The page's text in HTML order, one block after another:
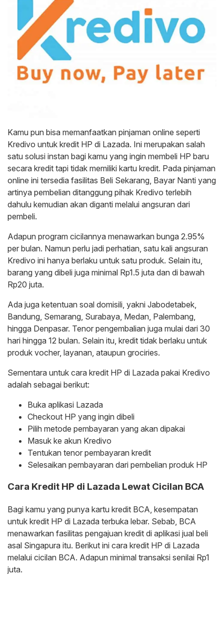
Kamu pun bisa memanfaatkan pinjaman online seperti
Kredivo untuk kredit HP di Lazada. Ini merupakan salah
satu solusi instan bagi kamu yang ingin membeli HP baru
secara kredit tapi tidak memiliki kartu kredit. Pada pinjaman
online ini tersedia fasilitas Beli Sekarang, Bayar Nanti yang
artinya pembelian ditanggung pihak Kredivo terlebih
dahulu kemudian akan diganti melalui angsuran dari
pembeli.
Adapun program cicilannya menawarkan bunga 2.95%
per bulan. Namun perlu jadi perhatian, satu kali angsuran
Kredivo ini hanya berlaku untuk satu produk. Selain itu,
barang yang dibeli juga minimal Rp1.5 juta dan di bawah
Rp20 juta.
Ada juga ketentuan soal domisili, yakni Jabodetabek,
Bandung, Semarang, Surabaya, Medan, Palembang,
hingga Denpasar. Tenor pengembalian juga mulai dari 30
hari hingga 12 bulan. Selain itu, kredit tidak berlaku untuk
produk vocher, layanan, ataupun grociries.
Sementara untuk cara kredit HP di Lazada pakai Kredivo
adalah sebagai berikut:
Buka aplikasi Lazada
Checkout HP yang ingin dibeli
Pilih metode pembayaran yang akan dipakai
Masuk ke akun Kredivo
Tentukan tenor pembayaran kredit
Selesaikan pembayaran dari pembelian produk HP
Cara Kredit HP di Lazada Lewat Cicilan BCA
Bagi kamu yang punya kartu kredit BCA, kesempatan
untuk kredit HP di Lazada terbuka lebar. Sebab, BCA
menawarkan fasilitas pengajuan kredit di aplikasi jual beli
asal Singapura itu. Berikut ini cara kredit HP di Lazada
melalui cicilan BCA. Adapun minimal transaksi senilai Rp1
juta.